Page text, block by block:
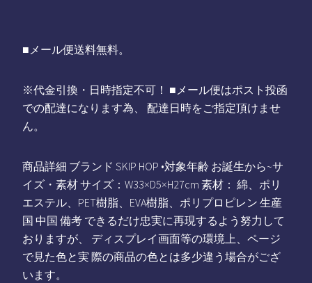
■メール便送料無料。
※代金引換・日時指定不可！ ■メール便はポスト投函
での配達になります為、 配達日時をご指定頂けませ
ん。
商品詳細 ブランド SKIP HOP •対象年齢 お誕生から~サ
イズ・素材 サイズ：W33×D5×H27cm 素材： 綿、ポリ
エステル、PET樹脂、EVA樹脂、ポリプロピレン 生産
国 中国 備考 できるだけ忠実に再現するよう努力して
おりますが、 ディスプレイ画面等の環境上、ページ
で見た色と実 際の商品の色とは多少違う場合がござ
います。